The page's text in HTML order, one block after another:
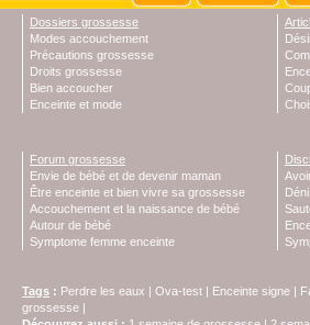
Dossiers grossesse
Modes accouchement
Précautions grossesse
Droits grossesse
Bien accoucher
Enceinte et mode
Forum grossesse
Envie de bébé et de devenir maman
Être enceinte et bien vivre sa grossesse
Accouchement et la naissance de bébé
Autour de bébé
Symptome femme enceinte
Tags : Perdre les eaux | Ova-test | Enceinte signe |
grossesse |